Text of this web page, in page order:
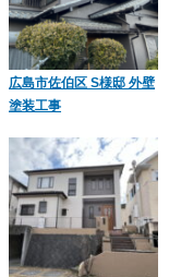
広島市佐伯区 S様邸 外壁
塗装工事